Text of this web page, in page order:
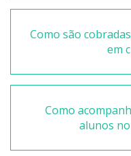
Como são
em
Como
alunos